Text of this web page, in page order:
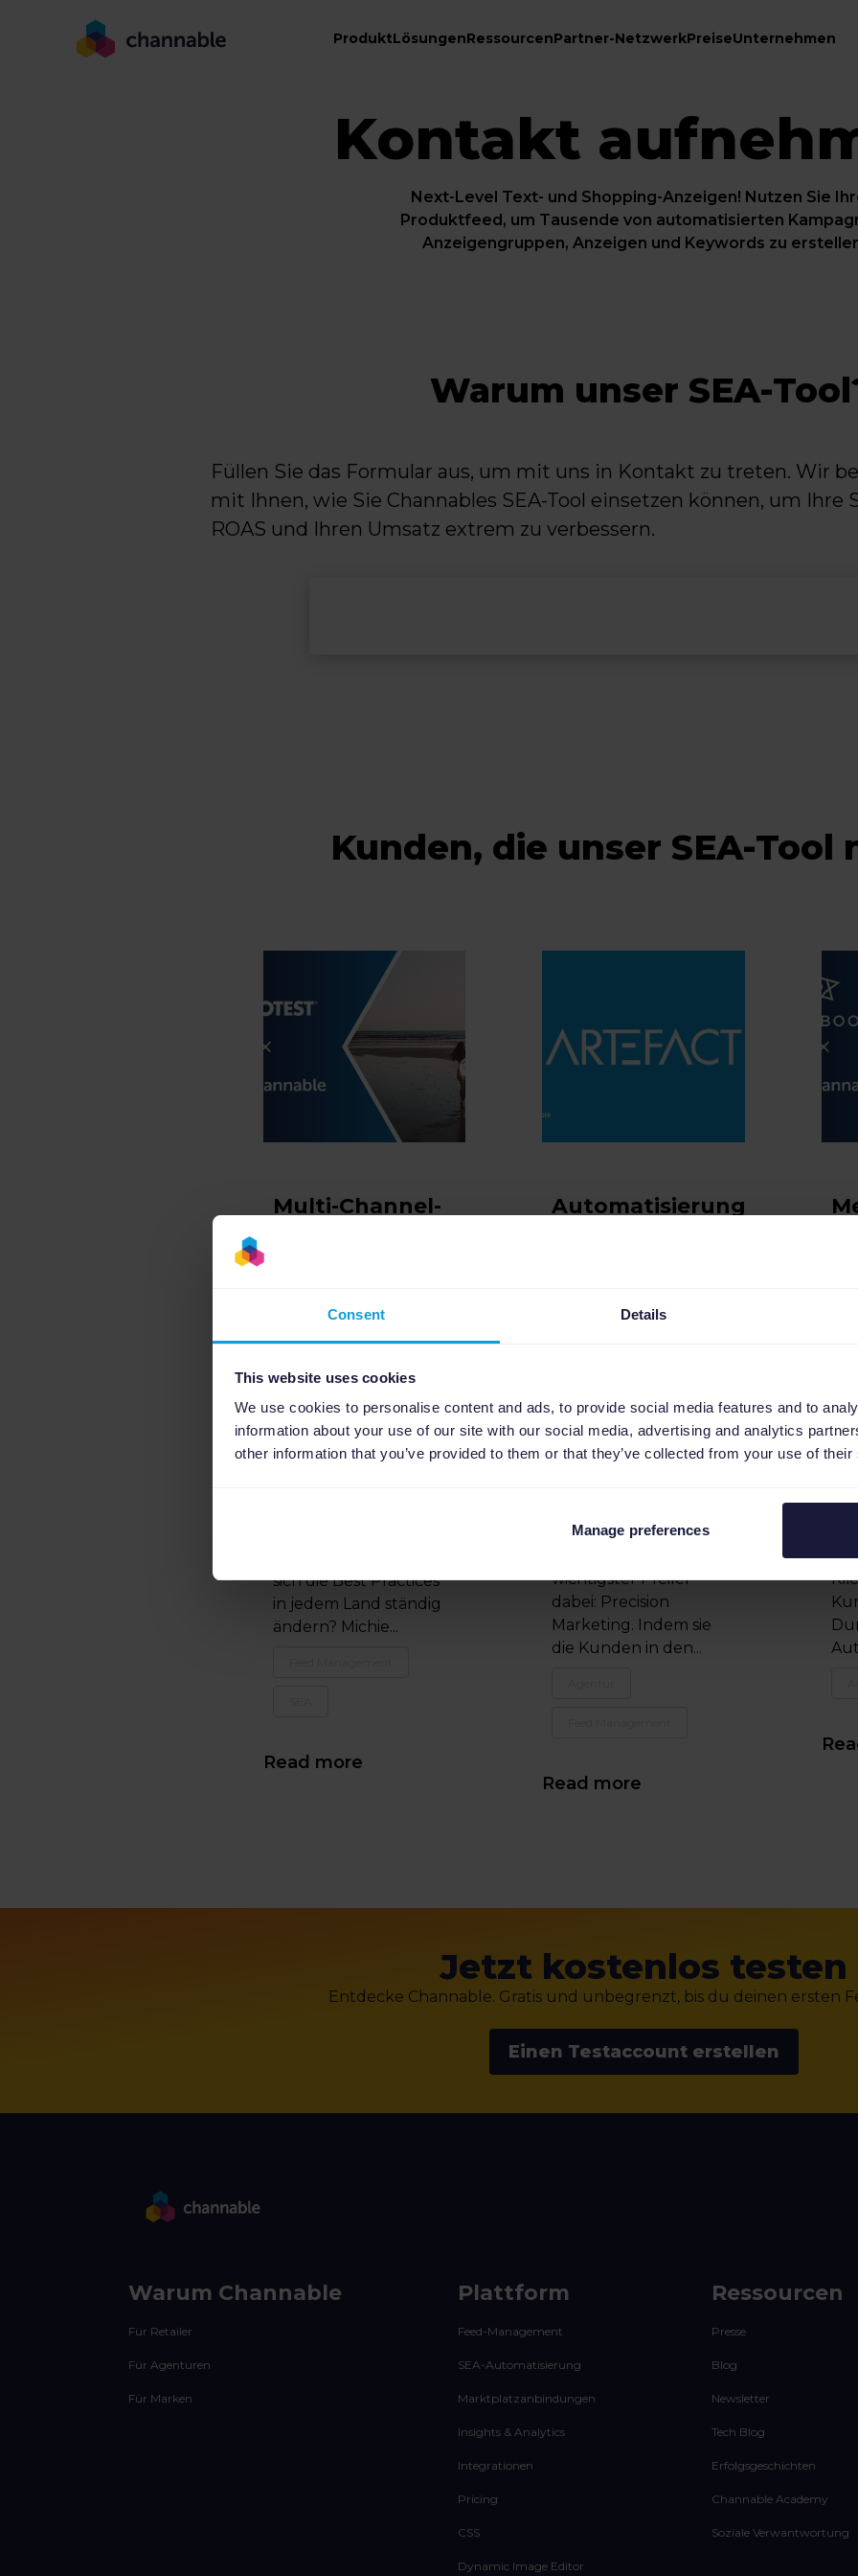
Consent Details
This website uses cookies
We use cookies to personalise content and ads, to provide social media features and to
information about your use of our site with our social media, advertising and analytics
other information that you’ve provided to them or that they’ve collected from your use of
Manage preferences
ProduktLösungenRessourcenPartner-NetzwerkPreiseUnternehmen
Kontakt
Next-Level Text- und Shopping-Anzeigen! Nutzen Sie
Produktfeed, um Tausende von automatisierten
Anzeigengruppen, Anzeigen und Keywords zu
Warum unser SEA-
Füllen Sie das Formular aus, um mit uns in Kontakt zu treten. Wir
mit Ihnen, wie Sie Channables SEA-Tool einsetzen können, um Ihre
ROAS und Ihren Umsatz extrem zu verbessern.
Kunden, die unser SEA-Tool
Multi-Channel-
wie Protest
17% erhöhte
Weltweit online
sichtbar zu sein, ist
ausschlaggebend für
sich die Best Practices
in jedem Land ständig
ändern? Michie...
Read more
Automatisierung
durchschnittliche
Marketing Agentur
Artefact nutzt
Channable, um
Kampagnen zu
wichtigster Pfeiler
dabei: Precision
Marketing. Indem sie
die Kunden in den...
Read more
Jetzt kostenlos testen
Entdecke Channable. Gratis und unbegrenzt, bis du deinen ersten
Einen Testaccount erstellen
Warum Channable
Für Retailer
Für Agenturen
Für Marken
Plattform
Feed-Management
SEA-Automatisierung
Marktplatzanbindungen
Insights & Analytics
Integrationen
Pricing
CSS
Dynamic Image Editor
Ressourcen
Presse
Blog
Newsletter
Tech Blog
Erfolgsgeschichten
Channable Academy
Soziale Verwantwortung